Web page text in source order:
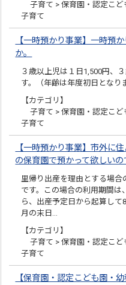
子育て > 保育園・認定こ
子育て
【一時預かり事業】一時預
か。
３歳以上児は１日1,500円、
す。（年齢は年度初日となり
【カテゴリ】
子育て > 保育園・認定こ
子育て
【一時預かり事業】市外に
の保育園で預かって欲しいの
里帰り出産を理由とする場合
です。この場合の利用期間
ら、出産予定日から起算し
月の末日…
【カテゴリ】
子育て > 保育園・認定こ
子育て
【保育園・認定こども園・